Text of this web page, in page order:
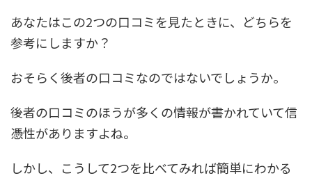
あなたはこの2つの口コミを見たときに、どちらを
参考にしますか？
おそらく後者の口コミなのではないでしょうか。
後者の口コミのほうが多くの情報が書かれていて信
憑性がありますよね。
しかし、こうして2つを比べてみれば簡単にわかる